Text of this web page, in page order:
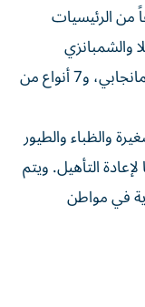
عام 1993، ويضم 15 نوعاً من الرئيسيات
والشمبانزي
والثعابين والقرود والبابون، و3 أنواع من المانجابي، و7 أنواع من
والظباء والطيور
التأهيل. ويتم
في مواطن